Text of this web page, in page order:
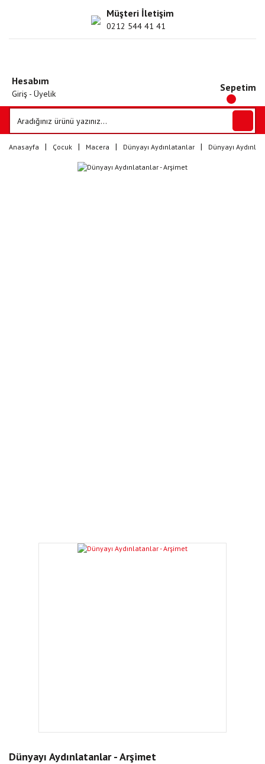
Müşteri İletişim
0212 544 41 41
Hesabım
Giriş - Üyelik
Sepetim
Anasayfa Çocuk Macera Dünyayı Aydınlatanlar Dünyayı
Dünyayı Aydınlatanlar - Arşimet